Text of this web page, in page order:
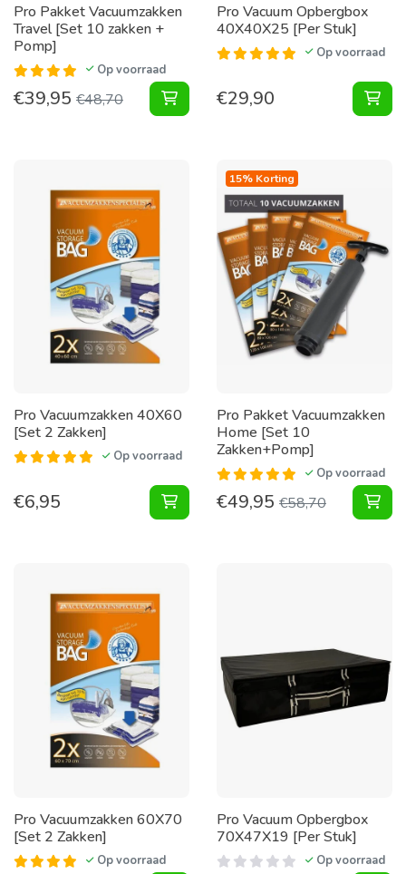
Pro Pakket Vacuumzakken
Travel [Set 10 zakken +
Pomp]
Op voorraad
€39,95 €48,70 Pakket Vacuumzakken Travel [Set
Pro Vacuum Opbergbox
40X40X25 [Per Stuk]
Op voorraad
€29,90
Pro Vacuumzakken 40X60
[Set 2 Zakken]
Op voorraad
€6,95 Vacuumzakken 40X60 [Set 2
15% Korting
Pro Pakket Vacuumzakken
Home [Set 10
Zakken+Pomp]
Op voorraad
€49,95 €58,70
Pro Vacuumzakken 60X70
[Set 2 Zakken]
Op voorraad
Pro Vacuum Opbergbox
70X47X19 [Per Stuk]
Op voorraad